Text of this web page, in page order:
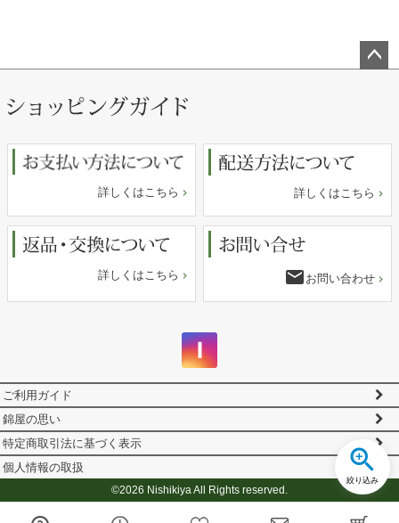
絞り込み
詳しくはこちら 詳しくはこちら
詳しくはこちら email お問い合わせ
ご利用ガイド
錦屋の思い
特定商取引法に基づく表示
個人情報の取扱
©2026 Nishikiya All Rights reserved.